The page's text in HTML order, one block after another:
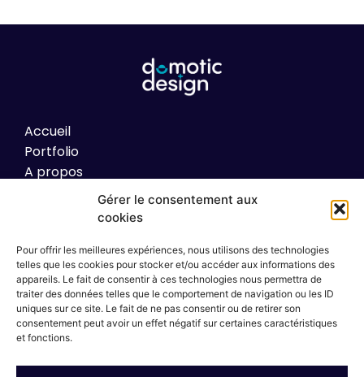
Gérer le consentement aux
cookies
Pour offrir les meilleures expériences, nous utilisons des technologies
telles que les cookies pour stocker et/ou accéder aux informations des
appareils. Le fait de consentir à ces technologies nous permettra de
traiter des données telles que le comportement de navigation ou les ID
uniques sur ce site. Le fait de ne pas consentir ou de retirer son
consentement peut avoir un effet négatif sur certaines caractéristiques
et fonctions.
Accueil
Portfolio
A propos
Domotique
Alarme
Vidéo Surveillance
Coaching
06 01 49 66 83